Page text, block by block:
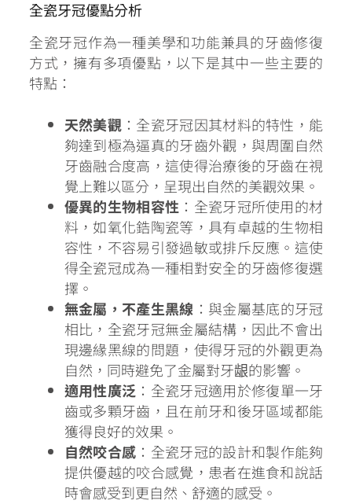
全瓷牙冠優點分析
全瓷牙冠作為一種美學和功能兼具的牙齒修復
方式，擁有多項優點，以下是其中一些主要的
特點：
天然美觀 ：全瓷牙冠因其材料的特性，能
夠達到極為逼真的牙齒外觀，與周圍自然
牙齒融合度高，這使得治療後的牙齒在視
覺上難以區分，呈現出自然的美觀效果。
優異的生物相容性 ：全瓷牙冠所使用的材
料，如氧化鋯陶瓷等，具有卓越的生物相
容性，不容易引發過敏或排斥反應。這使
得全瓷冠成為一種相對安全的牙齒修復選
擇。
無金屬，不產生黑線 ：與金屬基底的牙冠
相比，全瓷牙冠無金屬結構，因此不會出
現邊緣黑線的問題，使得牙冠的外觀更為
自然，同時避免了金屬對牙龈的影響。
適用性廣泛 ：全瓷牙冠適用於修復單一牙
齒或多顆牙齒，且在前牙和後牙區域都能
獲得良好的效果。
自然咬合感 ：全瓷牙冠的設計和製作能夠
提供優越的咬合感覺，患者在進食和說話
時會感受到更自然、舒適的感受。